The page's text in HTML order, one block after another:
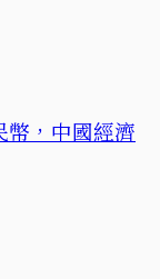
幣，中國經濟